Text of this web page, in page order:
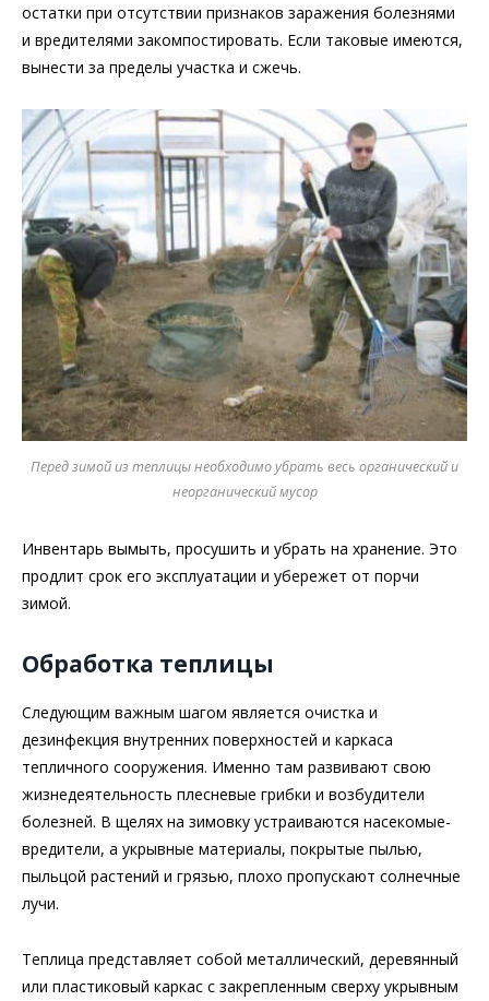
остатки при отсутствии признаков заражения болезнями
и вредителями закомпостировать. Если таковые имеются,
вынести за пределы участка и сжечь.
Перед зимой из теплицы необходимо убрать весь органический и
неорганический мусор
Инвентарь вымыть, просушить и убрать на хранение. Это
продлит срок его эксплуатации и убережет от порчи
зимой.
Обработка теплицы
Следующим важным шагом является очистка и
дезинфекция внутренних поверхностей и каркаса
тепличного сооружения. Именно там развивают свою
жизнедеятельность плесневые грибки и возбудители
болезней. В щелях на зимовку устраиваются насекомые-
вредители, а укрывные материалы, покрытые пылью,
пыльцой растений и грязью, плохо пропускают солнечные
лучи.
Теплица представляет собой металлический, деревянный
или пластиковый каркас с закрепленным сверху укрывным